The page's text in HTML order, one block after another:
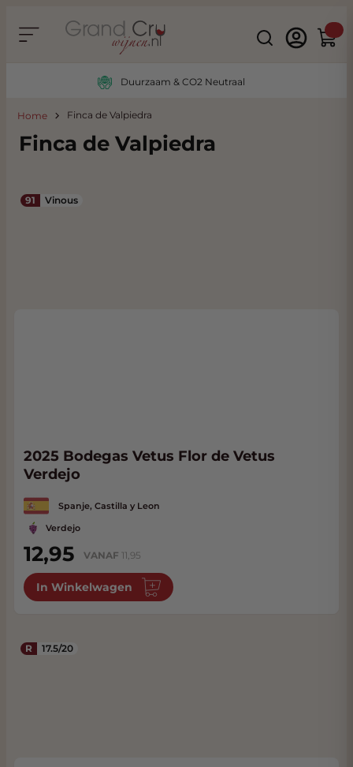
Search
Duurzaam & CO2 Neutraal
Home Finca de Valpiedra
Finca de Valpiedra
91 Vinous
2025 Bodegas Vetus Flor de Vetus
Verdejo
Spanje, Castilla y Leon
Verdejo
12,95 VANAF 11,95
In Winkelwagen
R 17.5/20